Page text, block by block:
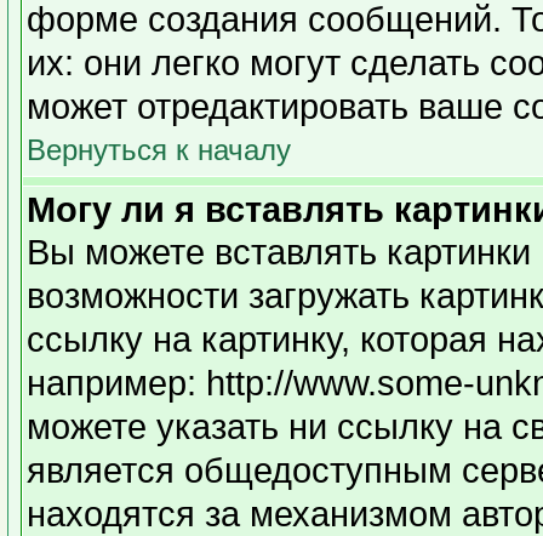
форме создания сообщений.
их: они легко могут сделать
может отредактировать ваше
Вернуться к началу
Могу ли я вставлять
Вы можете вставлять
возможности загружать
ссылку на картинку, которая
например: http://www.some-
можете указать ни ссылку на
является общедоступным
находятся за механизмом